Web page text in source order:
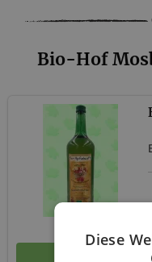
Bio-Hof
In
Diese